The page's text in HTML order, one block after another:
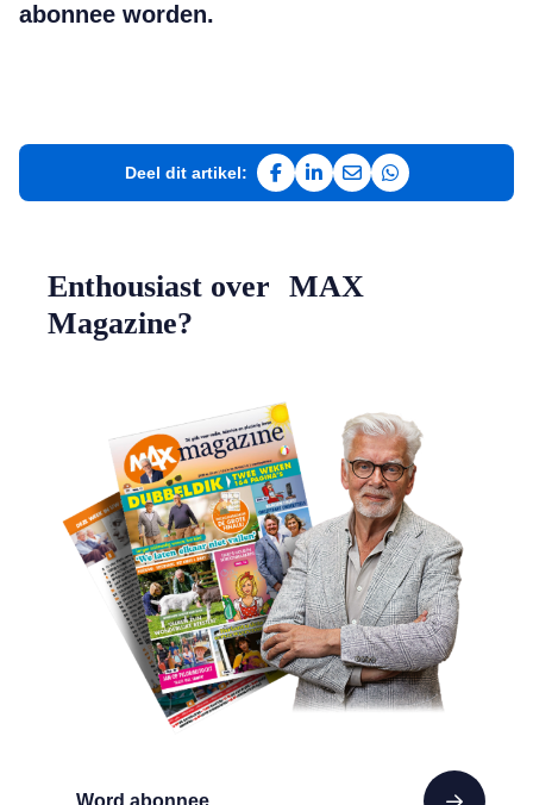
abonnee worden.
Deel dit artikel:
Deel op Facebook
Deel op LinkedIn
Deel via e-mail
Deel via
Word abonnee
Enthousiast over MAX
Magazine?